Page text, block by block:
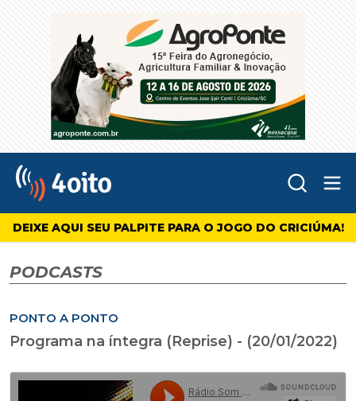
4oito
DEIXE AQUI SEU PALPITE PARA O JOGO DO CRICIÚMA!
PODCASTS
PONTO A PONTO
Programa na íntegra (Reprise) - (20/01/2022)